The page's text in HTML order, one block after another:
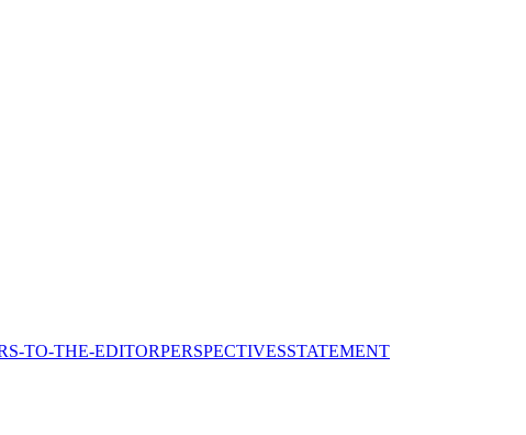
TO-THE-EDITORPERSPECTIVESSTATEMENT